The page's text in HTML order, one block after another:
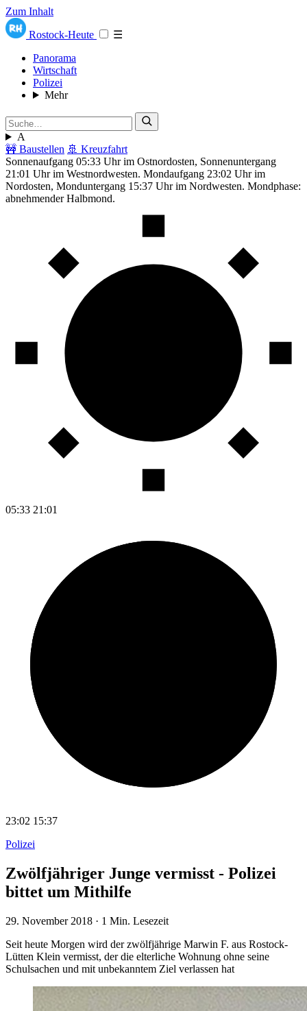
Zum Inhalt
Rostock-Heute
☰
Panorama
Wirtschaft
Polizei
Mehr
A
🚧 Baustellen 🚢 Kreuzfahrt
Sonnenaufgang 05:33 Uhr im Ostnordosten, Sonnenuntergang
21:01 Uhr im Westnordwesten. Mondaufgang 23:02 Uhr im
Nordosten, Monduntergang 15:37 Uhr im Nordwesten. Mondphase:
abnehmender Halbmond.
05:33 21:01
23:02 15:37
Polizei
Zwölfjähriger Junge vermisst - Polizei
bittet um Mithilfe
29. November 2018 · 1 Min. Lesezeit
Seit heute Morgen wird der zwölfjährige Marwin F. aus Rostock-
Lütten Klein vermisst, der die elterliche Wohnung ohne seine
Schulsachen und mit unbekanntem Ziel verlassen hat